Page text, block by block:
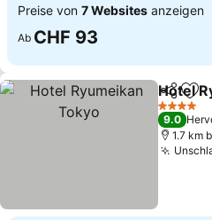
Preise von 7 Websites anzeigen
Ab CHF 93
TeilenZu
Hotel
4 Sterne
9.0
1.7 km